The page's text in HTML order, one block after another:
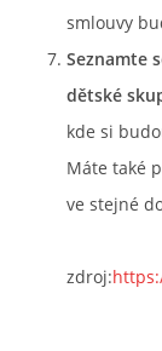
smlouvy
Seznamte
dětské
kde si
Máte také
ve stejné
zdroj: